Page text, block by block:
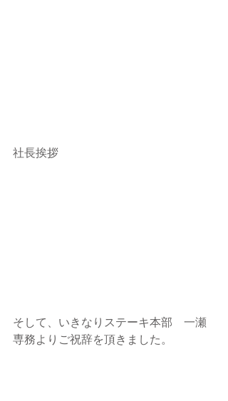
社長挨拶
そして、いきなりステーキ本部　一瀬
専務よりご祝辞を頂きました。